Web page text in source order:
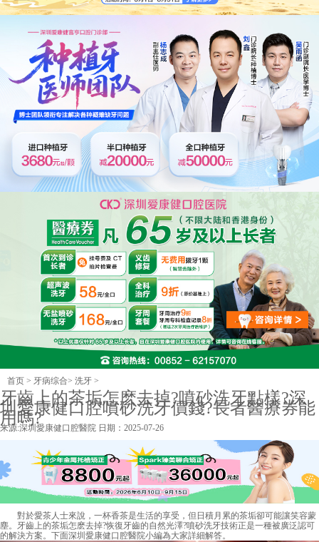
首页 > 牙病综合> 洗牙 >
牙齒上的茶垢怎麽去掉?噴砂洗牙點樣?深
圳愛康健口腔噴砂洗牙價錢?長者醫療券能
用嗎?
来源:深圳愛康健口腔醫院 日期：2025-07-26
對於愛茶人士來說，一杯香茶是生活的享受，但日積月累的茶垢卻可能讓笑容蒙
塵。牙齒上的茶垢怎麽去掉?恢復牙齒的自然光澤?噴砂洗牙技術正是一種被廣泛認可
的解決方案。下面深圳愛康健口腔醫院小編為大家詳細解答。